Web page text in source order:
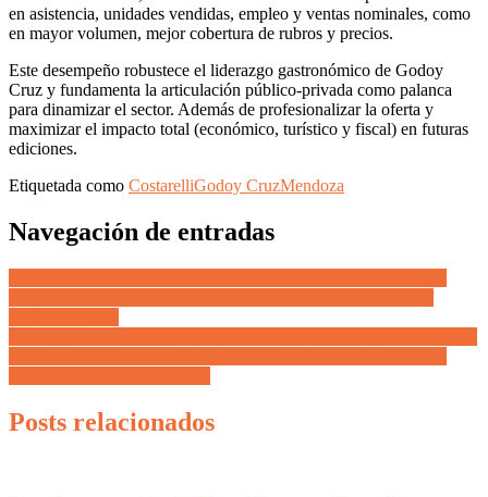
en asistencia, unidades vendidas, empleo y ventas nominales, como
en mayor volumen, mejor cobertura de rubros y precios.
Este desempeño robustece el liderazgo gastronómico de Godoy
Cruz y fundamenta la articulación público-privada como palanca
para dinamizar el sector. Además de profesionalizar la oferta y
maximizar el impacto total (económico, turístico y fiscal) en futuras
ediciones.
Etiquetada como CostarelliGodoy CruzMendoza
Navegación de entradas
Posts relacionados